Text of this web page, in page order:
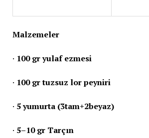
Malzemeler
· 100 gr yulaf ezmesi
· 100 gr tuzsuz lor peyniri
· 5 yumurta (3tam+2beyaz)
· 5–10 gr Tarçın